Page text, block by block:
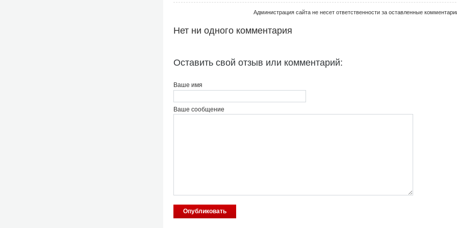
Администрация сайта не несет ответственности за оставленные
Нет ни одного комментария
Оставить свой отзыв или комментарий:
Ваше имя
Ваше сообщение